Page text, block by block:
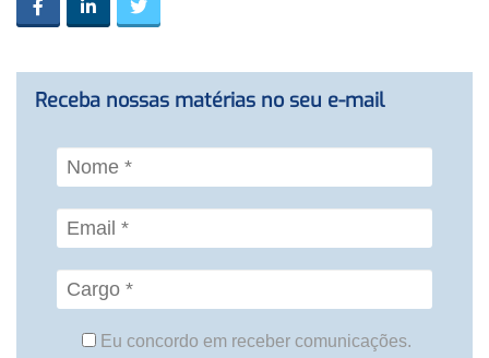
Receba nossas matérias no seu e-mail
Eu concordo em receber comunicações.